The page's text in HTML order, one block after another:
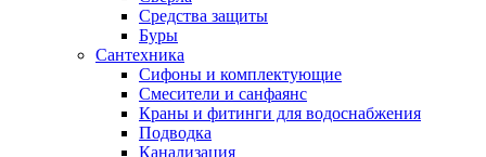
Средства защиты
Буры
Сантехника
Сифоны и комплектующие
Смесители и санфаянс
Краны и фитинги для водоснабжения
Подводка
Канализация